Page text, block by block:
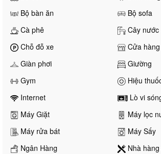
Bộ bàn ăn
Bộ sofa
Cà phê
Cây nước
Chỗ đỗ xe
Cửa
Giàn phơi
Giường
Gym
Hiệu
Internet
Lò vi
Máy Giặt
Máy lọc
Máy rửa bát
Máy Sấy
Ngân Hàng
Nhà